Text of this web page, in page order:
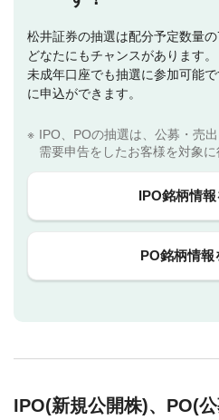
松井証券の抽選は配分予定数量
どなたにもチャンスがあります。
未成年口座でも抽選に参加可能
に申込ができます。
IPO、POの抽選は、公募・売
需要申告をしたお客様を対象に
IPO銘柄情
PO銘柄情報
IPO(新規公開株)、PO(